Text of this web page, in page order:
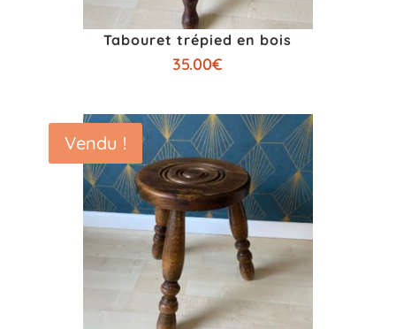
Tabouret trépied en bois
35.00€
Vendu !